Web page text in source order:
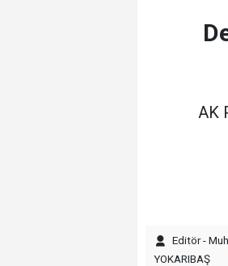
AK
Editör -
YOKARIBAŞ